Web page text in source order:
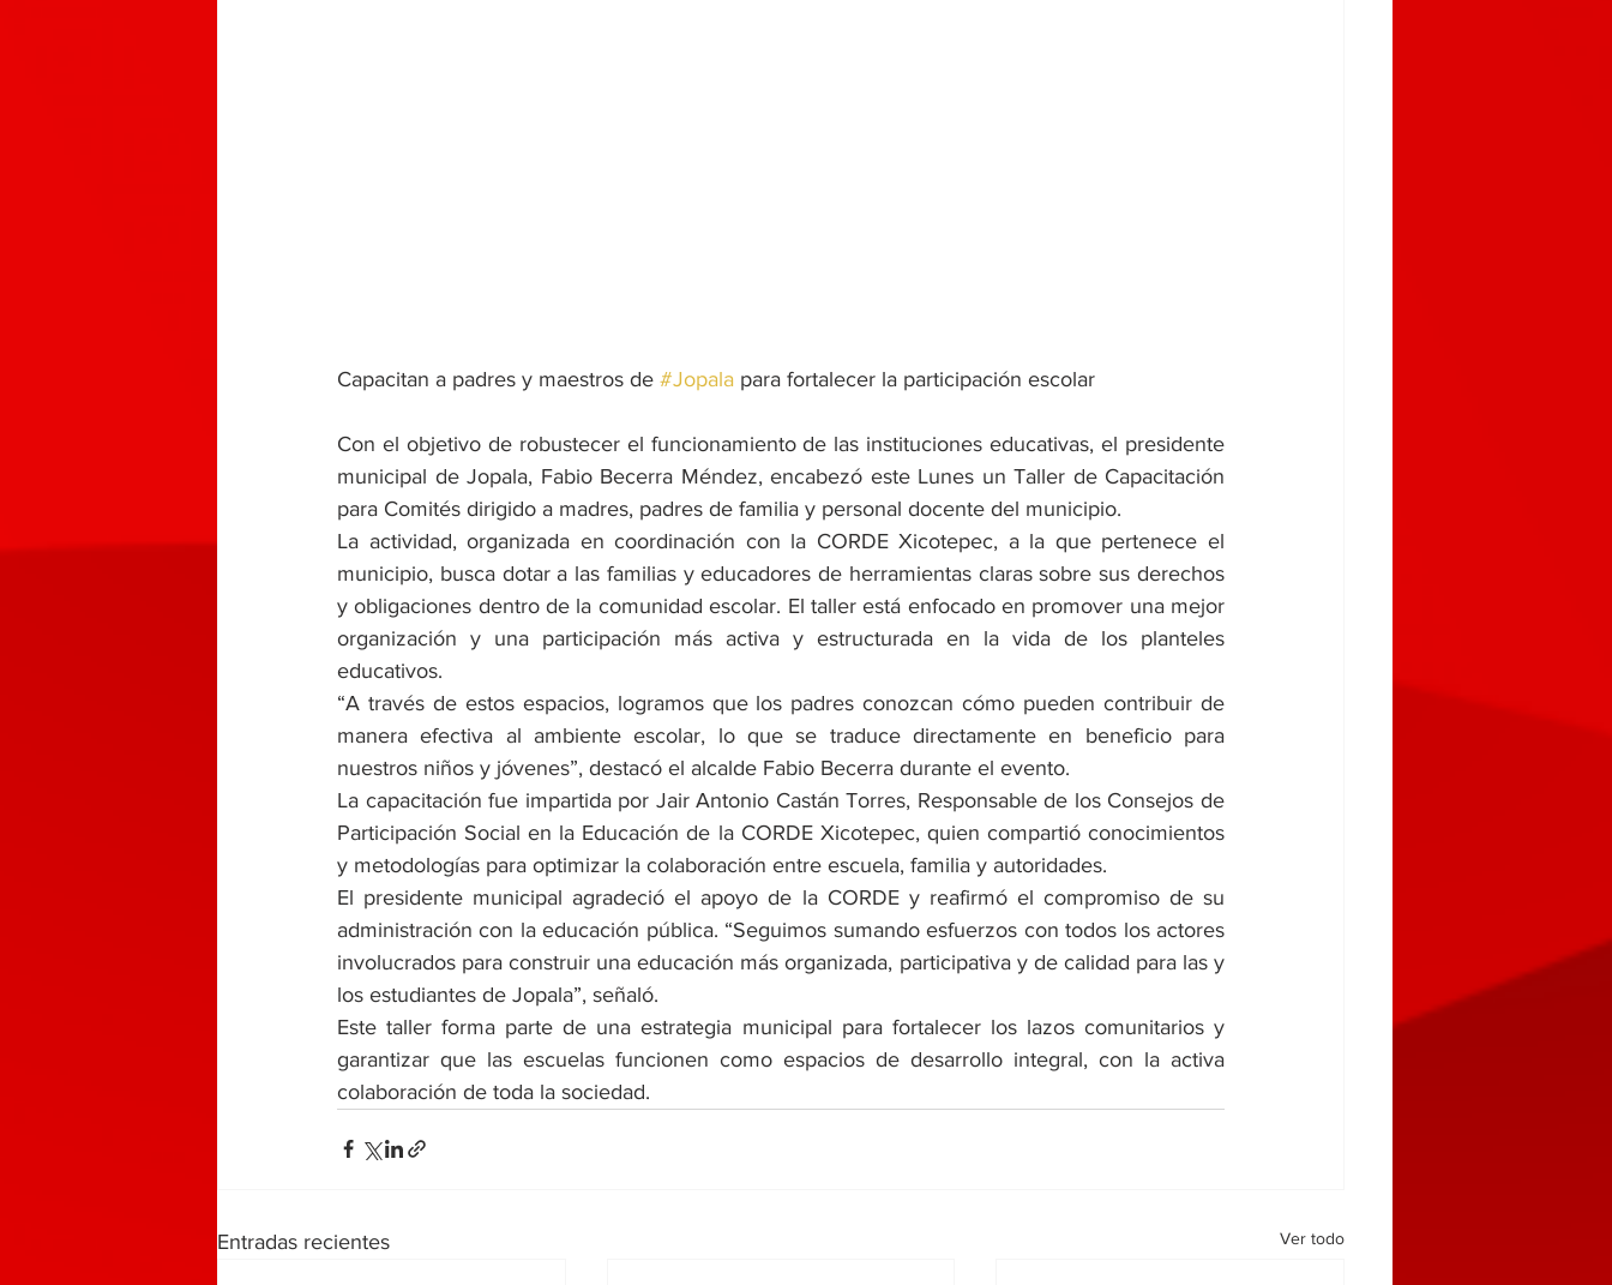
Capacitan a padres y maestros de #Jopala para fortalecer la participación escolar
Con el objetivo de robustecer el funcionamiento de las instituciones educativas, el presidente
municipal de Jopala, Fabio Becerra Méndez, encabezó este Lunes un Taller de Capacitación
para Comités dirigido a madres, padres de familia y personal docente del municipio.
La actividad, organizada en coordinación con la CORDE Xicotepec, a la que pertenece el
municipio, busca dotar a las familias y educadores de herramientas claras sobre sus derechos
y obligaciones dentro de la comunidad escolar. El taller está enfocado en promover una mejor
organización y una participación más activa y estructurada en la vida de los planteles
educativos.
“A través de estos espacios, logramos que los padres conozcan cómo pueden contribuir de
manera efectiva al ambiente escolar, lo que se traduce directamente en beneficio para
nuestros niños y jóvenes”, destacó el alcalde Fabio Becerra durante el evento.
La capacitación fue impartida por Jair Antonio Castán Torres, Responsable de los Consejos de
Participación Social en la Educación de la CORDE Xicotepec, quien compartió conocimientos
y metodologías para optimizar la colaboración entre escuela, familia y autoridades.
El presidente municipal agradeció el apoyo de la CORDE y reafirmó el compromiso de su
administración con la educación pública. “Seguimos sumando esfuerzos con todos los actores
involucrados para construir una educación más organizada, participativa y de calidad para las y
los estudiantes de Jopala”, señaló.
Este taller forma parte de una estrategia municipal para fortalecer los lazos comunitarios y
garantizar que las escuelas funcionen como espacios de desarrollo integral, con la activa
colaboración de toda la sociedad.
Entradas recientes Ver todo